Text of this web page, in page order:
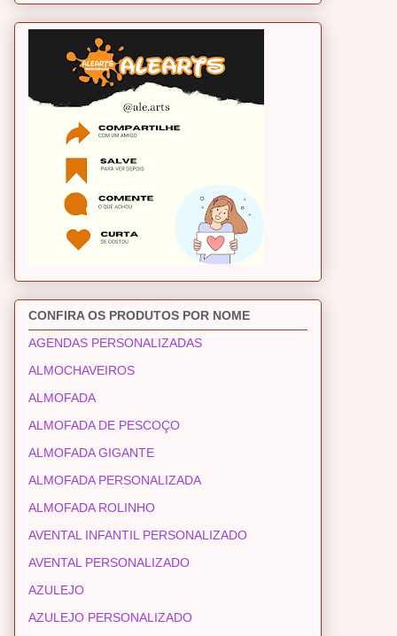
CONFIRA OS PRODUTOS POR NOME
AGENDAS PERSONALIZADAS
ALMOCHAVEIROS
ALMOFADA
ALMOFADA DE PESCOÇO
ALMOFADA GIGANTE
ALMOFADA PERSONALIZADA
ALMOFADA ROLINHO
AVENTAL INFANTIL PERSONALIZADO
AVENTAL PERSONALIZADO
AZULEJO
AZULEJO PERSONALIZADO